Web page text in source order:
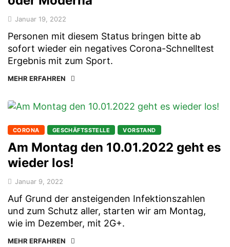
Januar 19, 2022
Personen mit diesem Status bringen bitte ab
sofort wieder ein negatives Corona-Schnelltest
Ergebnis mit zum Sport.
MEHR ERFAHREN
CORONA GESCHÄFTSSTELLE VORSTAND
Am Montag den 10.01.2022 geht es
wieder los!
Januar 9, 2022
Auf Grund der ansteigenden Infektionszahlen
und zum Schutz aller, starten wir am Montag,
wie im Dezember, mit 2G+.
MEHR ERFAHREN